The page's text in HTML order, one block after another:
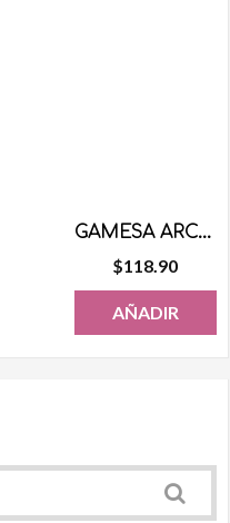
GAMESA ARCOIRIS 12 PZS
$118.90
AÑADIR